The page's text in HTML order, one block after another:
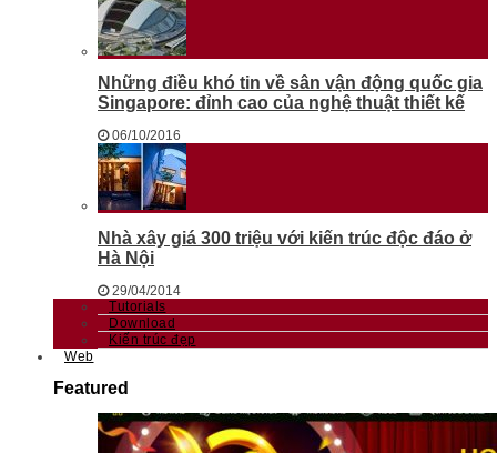
Những điều khó tin về sân vận động quốc gia
Singapore: đỉnh cao của nghệ thuật thiết kế
06/10/2016
Nhà xây giá 300 triệu với kiến trúc độc đáo ở
Hà Nội
29/04/2014
Tutorials
Download
Kiến trúc đẹp
Web
Featured